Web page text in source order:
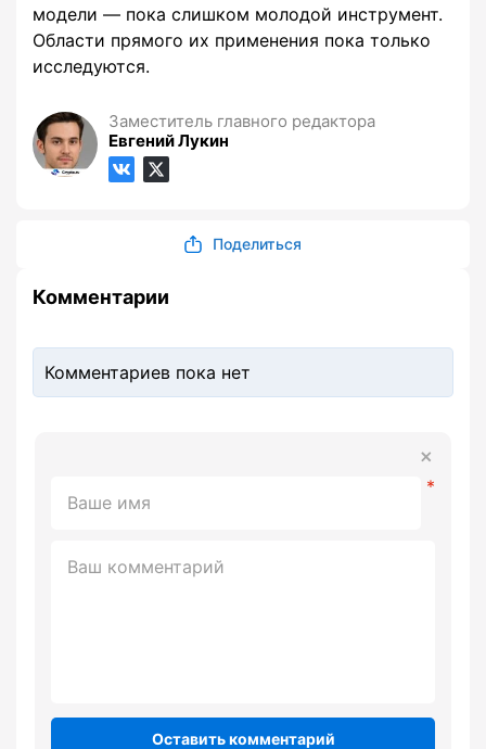
модели — пока слишком молодой инструмент.
Области прямого их применения пока только
исследуются.
Заместитель главного редактора
Евгений Лукин
Поделиться
Комментарии
Комментариев пока нет
Оставить комментарий